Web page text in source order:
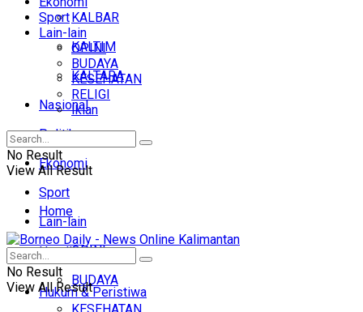
KALBAR
KALTIM
KALTARA
Nasional
Politik
Ekonomi
Sport
Lain-lain
OPINI
BUDAYA
Sport
Lain-lain
OPINI
BUDAYA
KESEHATAN
RELIGI
Iklan
No Result
View All Result
Home
Headline
Hukum & Peristiwa
No Result
View All Result